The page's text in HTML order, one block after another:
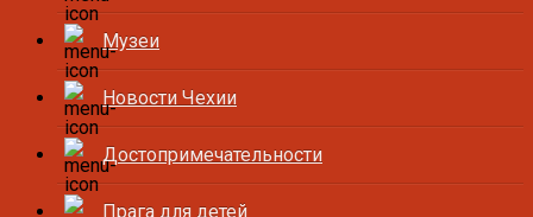
Музеи
Новости Чехии
Достопримечательности
Прага для детей